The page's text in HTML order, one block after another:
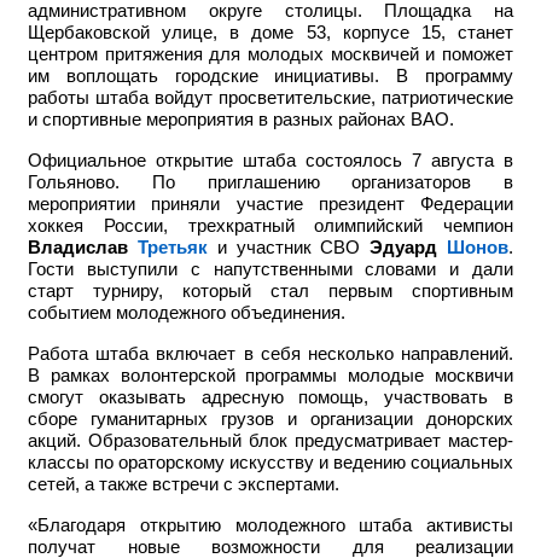
административном округе столицы. Площадка на
Щербаковской улице, в доме 53, корпусе 15, станет
центром притяжения для молодых москвичей и поможет
им воплощать городские инициативы. В программу
работы штаба войдут просветительские, патриотические
и спортивные мероприятия в разных районах ВАО.
Официальное открытие штаба состоялось 7 августа в
Гольяново. По приглашению организаторов в
мероприятии приняли участие
президент Федерации
хоккея России, трехкратный олимпийский чемпион
Владислав Третьяки участник СВО Эдуард Шонов.
Гости выступили с напутственными словами и дали
старт турниру, который стал первым спортивным
событием молодежного объединения.
Работа штаба включает в себя несколько направлений.
В рамках волонтерской программы молодые москвичи
смогут оказывать адресную помощь, участвовать в
сборе гуманитарных грузов и организации донорских
акций. Образовательный блок предусматривает мастер-
классы по ораторскому искусству и ведению социальных
сетей, а также встречи с экспертами.
«Благодаря открытию молодежного штаба активисты
получат новые возможности для реализации